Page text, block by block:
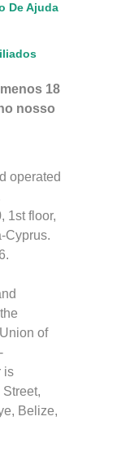
De Ajuda
18
nosso
operated
1st floor,
Cyprus.
of
is
Belize,